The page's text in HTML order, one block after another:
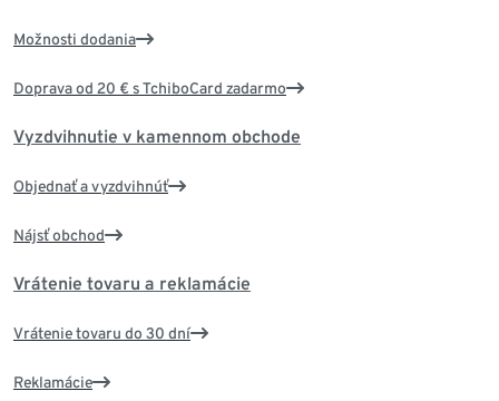
Možnosti dodania
Doprava od 20 € s TchiboCard zadarmo
Vyzdvihnutie v kamennom obchode
Objednať a vyzdvihnúť
Nájsť obchod
Vrátenie tovaru a reklamácie
Vrátenie tovaru do 30 dní
Reklamácie